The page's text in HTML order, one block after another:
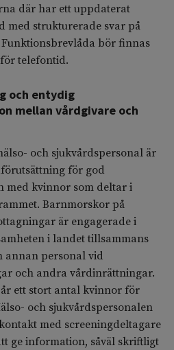
där har ett uppdaterat
med strukturerade svar på
bör finnas
telefontid.
och entydig
mellan vårdgivare och
och sjukvårdspersonal är
för god
med kvinnor som deltar i
Barnmorskor på
är engagerade i
i landet tillsammans
annan personal vid
och andra vårdinrättningar.
ett stort antal kvinnor för
och sjukvårdspersonalen
med screeningdeltagare
ge information, såväl skriftligt